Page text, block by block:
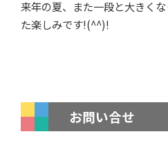
来年の夏、また一段と大きく
た楽しみです!(^^)!
お問い合せ